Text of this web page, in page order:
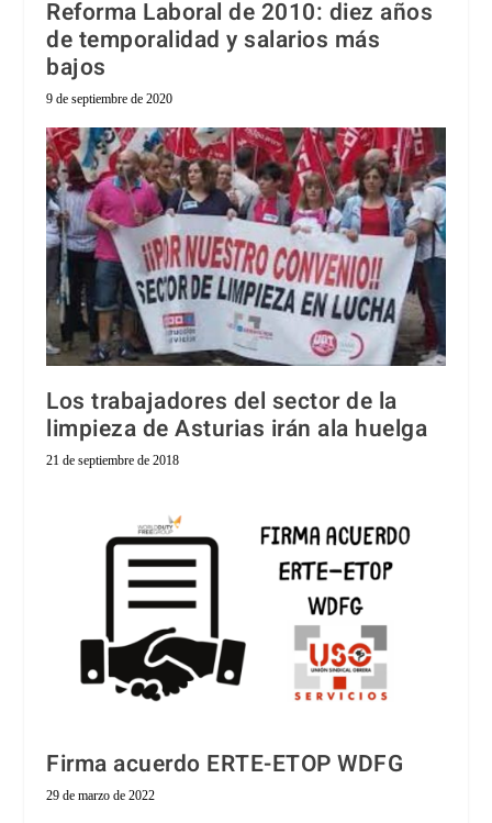
Reforma Laboral de 2010: diez años
de temporalidad y salarios más
bajos
9 de septiembre de 2020
Los trabajadores del sector de la
limpieza de Asturias irán ala huelga
21 de septiembre de 2018
Firma acuerdo ERTE-ETOP WDFG
29 de marzo de 2022